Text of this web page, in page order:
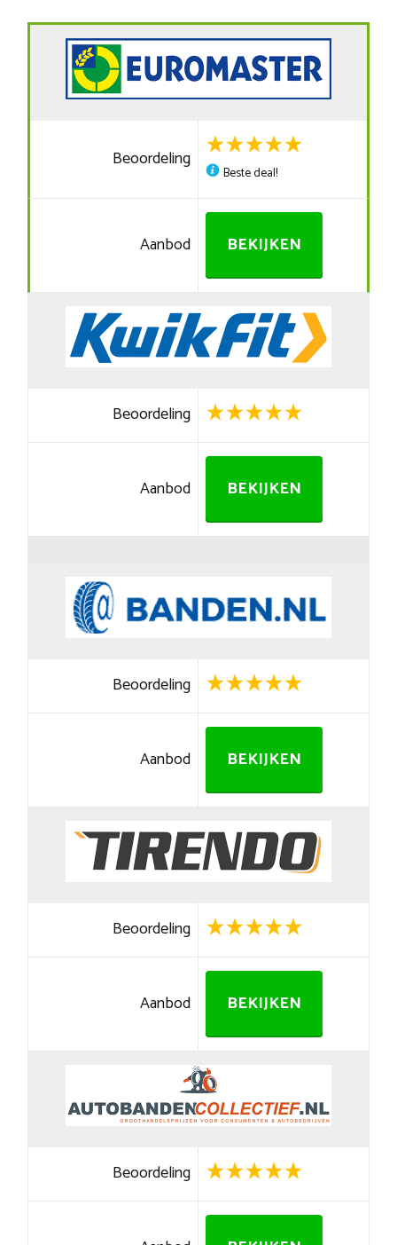
Beoordeling
Beste deal!
Aanbod BEKIJKEN
Beoordeling
Aanbod BEKIJKEN
Beoordeling
Aanbod BEKIJKEN
Beoordeling
Aanbod BEKIJKEN
Beoordeling